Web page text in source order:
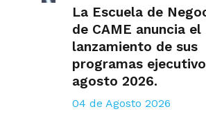
La Escuela de
de CAME anuncia el
lanzamiento de sus
programas
agosto 2026.
04 de Agosto 2026